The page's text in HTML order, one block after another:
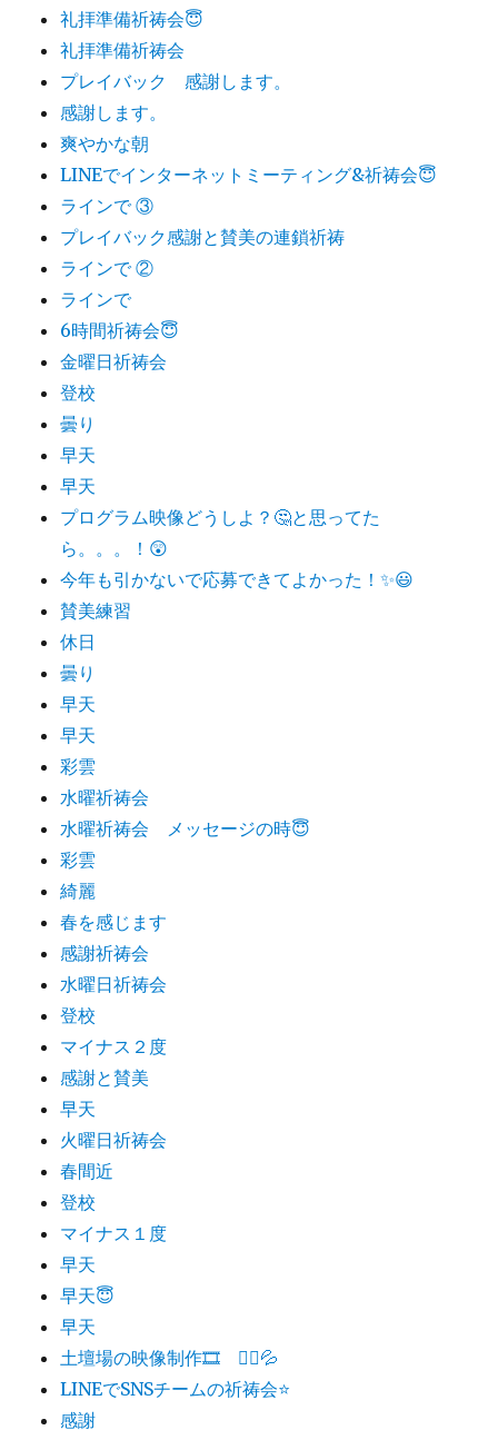
礼拝準備祈祷会😇
礼拝準備祈祷会
プレイバック 感謝します。
感謝します。
爽やかな朝
LINEでインターネットミーティング&祈祷会😇
ラインで ③
プレイバック感謝と賛美の連鎖祈祷
ラインで ②
ラインで
6時間祈祷会😇
金曜日祈祷会
登校
曇り
早天
早天
プログラム映像どうしよ？🤔と思ってた
ら。。。！😲
今年も引かないで応募できてよかった！✨😃
賛美練習
休日
曇り
早天
早天
彩雲
水曜祈祷会
水曜祈祷会 メッセージの時😇
彩雲
綺麗
春を感じます
感謝祈祷会
水曜日祈祷会
登校
マイナス２度
感謝と賛美
早天
火曜日祈祷会
春間近
登校
マイナス１度
早天
早天😇
早天
土壇場の映像制作🎞 🏃‍♂️💦
LINEでSNSチームの祈祷会⭐️
感謝